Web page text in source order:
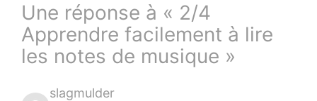
Une réponse à « 2/4
Apprendre facilement à lire
les notes de musique »
slagmulder